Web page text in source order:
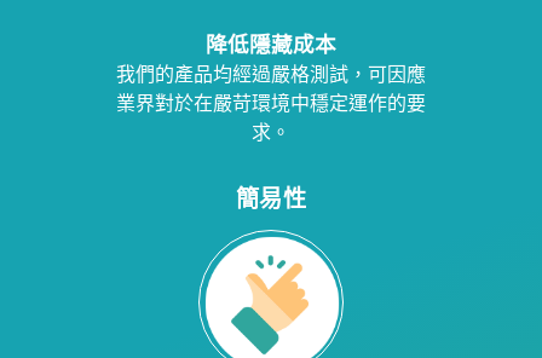
降低隱藏成本
我們的產品均經過嚴格測試，可因應
業界對於在嚴苛環境中穩定運作的要
求。
簡易性